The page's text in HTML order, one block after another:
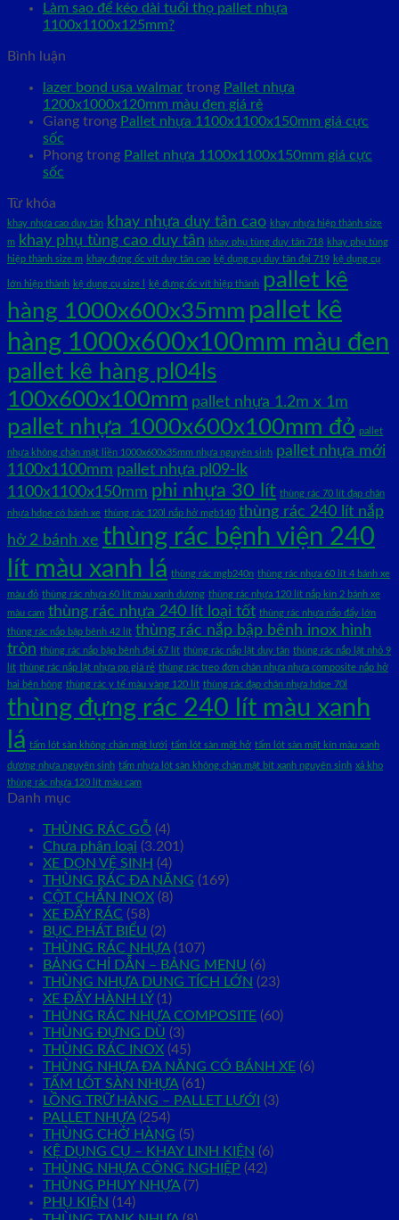
Làm sao để kéo dài tuổi thọ pallet nhựa
1100x1100x125mm?
Bình luận
lazer bond usa walmar trong Pallet nhựa
1200x1000x120mm màu đen giá rẻ
Giang trong Pallet nhựa 1100x1100x150mm giá cực
sốc
Phong trong Pallet nhựa 1100x1100x150mm giá cực
sốc
Từ khóa
khay nhựa cao duy tân khay nhựa duy tân cao khay nhựa hiệp thành size
m
khay phụ tùng cao duy tân khay phụ tùng duy tân 718 khay phụ tùng
hiệp thành size m khay đựng ốc vít duy tân cao kệ dụng cụ duy tân đại 719 kệ dụng cụ
lớn hiệp thành kệ dụng cụ size l kệ đựng ốc vít hiệp thành pallet kê
hàng 1000x600x35mm pallet kê
hàng 1000x600x100mm màu đen
pallet kê hàng pl04ls
100x600x100mm pallet nhựa 1.2m x 1m
pallet nhựa 1000x600x100mm đỏ pallet
nhựa không chân mặt liền 1000x600x35mm nhựa nguyên sinh pallet nhựa mới
1100x1100mm pallet nhựa pl09-lk
1100x1100x150mm phi nhựa 30 lít thùng rác 70 lít đạp chân
nhựa hdpe có bánh xe thùng rác 120l nắp hở mgb140 thùng rác 240 lít nắp
hở 2 bánh xe thùng rác bệnh viện 240
lít màu xanh lá thùng rác mgb240n thùng rác nhựa 60 lít 4 bánh xe
màu đỏ thùng rác nhựa 60 lít màu xanh dương thùng rác nhựa 120 lít nắp kín 2 bánh xe
màu cam thùng rác nhựa 240 lít loại tốt thùng rác nhựa nắp đẩy lớn
thùng rác nắp bập bênh 42 lít thùng rác nắp bập bênh inox hình
tròn thùng rác nắp bập bênh đại 67 lít thùng rác nắp lật duy tân thùng rác nắp lật nhỏ 9
lít thùng rác nắp lật nhựa pp giá rẻ thùng rác treo đơn chân nhựa nhựa composite nắp hở
hai bên hông thùng rác y tế màu vàng 120 lít thùng rác đạp chân nhựa hdpe 70l
thùng đựng rác 240 lít màu xanh
lá tấm lót sàn không chân mặt lưới tấm lót sàn mặt hở tấm lót sàn mặt kín màu xanh
dương nhựa nguyên sinh tấm nhựa lót sàn không chân mặt bít xanh nguyên sinh xả kho
thùng rác nhựa 120 lít màu cam
Danh mục
THÙNG RÁC GỖ (4)
Chưa phân loại (3.201)
XE DỌN VỆ SINH (4)
THÙNG RÁC ĐA NĂNG (169)
CỘT CHẮN INOX (8)
XE ĐẨY RÁC (58)
BỤC PHÁT BIỂU (2)
THÙNG RÁC NHỰA (107)
BẢNG CHỈ DẪN – BẢNG MENU (6)
THÙNG NHỰA DUNG TÍCH LỚN (23)
XE ĐẨY HÀNH LÝ(1)
THÙNG RÁC NHỰA COMPOSITE (60)
THÙNG ĐỰNG DÙ (3)
THÙNG RÁC INOX (45)
THÙNG NHỰA ĐA NĂNG CÓ BÁNH XE (6)
TẤM LÓT SÀN NHỰA (61)
LỒNG TRỮ HÀNG – PALLET LƯỚI
(3)
PALLET NHỰA (254)
THÙNG CHỞ HÀNG (5)
KỆ DỤNG CỤ – KHAY LINH KIỆN (6)
THÙNG NHỰA CÔNG NGHIỆP (42)
THÙNG PHUY NHỰA (7)
PHỤ KIỆN (14)